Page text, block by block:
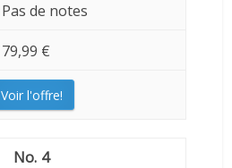
Pas de notes
79,99 €
Voir l'offre!
4